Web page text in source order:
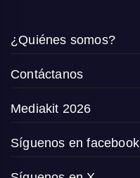
¿Quiénes somos?
Contáctanos
Mediakit 2026
Síguenos en facebook